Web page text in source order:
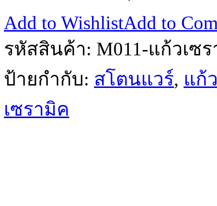
Add to WishlistAdd to
รหัสสินค้า: M011-แก้วเซ
ป้ายกำกับ: สโตนแวร์, แก้
เซรามิค